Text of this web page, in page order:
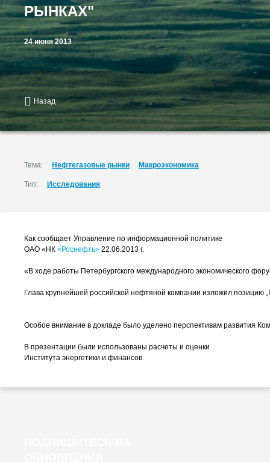
РЫНКАХ"
24 июня 2013
Назад
Тема: Нефтегазовые рынки Макроэкономика
Тип: Исследования
Как сообщает Управление по информационной политике
ОАО «НК «Роснефть» 22.06.2013 г.
«В ходе работы Петербургского международного экономического
Глава крупнейшей российской нефтяной компании изложил позицию
Особое внимание в докладе было уделено перспективам развития
В презентации были использованы расчеты и оценки
Института энергетики и финансов.